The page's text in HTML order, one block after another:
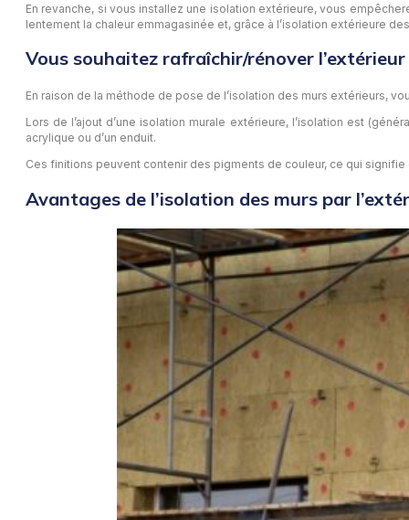
En revanche, si vous installez une isolation extérieure, vous
lentement la chaleur emmagasinée et, grâce à l’isolation extérieure
Vous souhaitez rafraîchir/rénover
En raison de la méthode de pose de l’isolation des murs extérieurs,
Lors de l’ajout d’une isolation murale extérieure, l’isolation est
acrylique ou d’un enduit.
Ces finitions peuvent contenir des pigments de couleur, ce qui signifie
Avantages de l’isolation des murs par